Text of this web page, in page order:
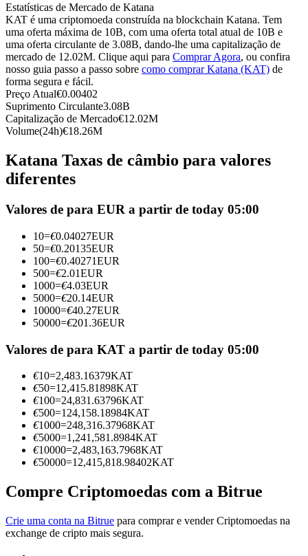
Futuros usando USDC como garantia
Copiar Trading
Junte-se aos principais traders
Torne-se um Trader de Cópias
Desfrute da partilha de lucros e comissões de copy trading
Informação
Estatísticas de Mercado de Katana
KAT é uma criptomoeda construída na blockchain Katana. Tem
uma oferta máxima de 10B, com uma oferta total atual de 10B e
uma oferta circulante de 3.08B, dando-lhe uma capitalização de
mercado de 12.02M. Clique aqui para Comprar Agora, ou confira
nosso guia passo a passo sobre como comprar Katana (KAT) de
forma segura e fácil.
Preço Atual€0.00402
Suprimento Circulante3.08B
Capitalização de Mercado€12.02M
Volume(24h)€18.26M
Katana Taxas de câmbio para valores
diferentes
Valores de para EUR a partir de today 05:00
10=€0.04027EUR
50=€0.20135EUR
100=€0.40271EUR
500=€2.01EUR
1000=€4.03EUR
5000=€20.14EUR
10000=€40.27EUR
50000=€201.36EUR
Valores de para KAT a partir de today 05:00
€10=2,483.16379KAT
€50=12,415.81898KAT
€100=24,831.63796KAT
€500=124,158.18984KAT
€1000=248,316.37968KAT
€5000=1,241,581.8984KAT
€10000=2,483,163.7968KAT
€50000=12,415,818.98402KAT
Compre Criptomoedas com a Bitrue
Crie uma conta na Bitrue para comprar e vender Criptomoedas na
exchange de cripto mais segura.